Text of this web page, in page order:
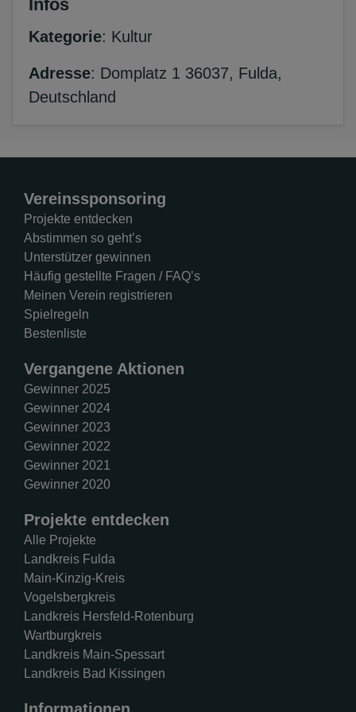
Infos
Kategorie: Kultur
Adresse: Domplatz 1 36037, Fulda,
Deutschland
Vereinssponsoring
Projekte entdecken
Abstimmen so geht’s
Unterstützer gewinnen
Häufig gestellte Fragen / FAQ’s
Meinen Verein registrieren
Spielregeln
Bestenliste
Vergangene Aktionen
Gewinner 2025
Gewinner 2024
Gewinner 2023
Gewinner 2022
Gewinner 2021
Gewinner 2020
Projekte entdecken
Alle Projekte
Landkreis Fulda
Main-Kinzig-Kreis
Vogelsbergkreis
Landkreis Hersfeld-Rotenburg
Wartburgkreis
Landkreis Main-Spessart
Landkreis Bad Kissingen